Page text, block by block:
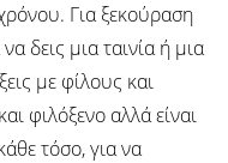
Για ξεκούραση
δεις μια ταινία ή μια
με φίλους και
φιλόξενο αλλά είναι
τόσο, για να